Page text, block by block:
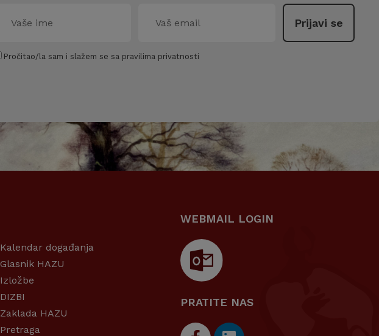
Pročitao/la sam i slažem se sa pravilima privatnosti
Kalendar događanja
Glasnik HAZU
Izložbe
DIZBI
Zaklada HAZU
Pretraga
WEBMAIL LOGIN
PRATITE NAS